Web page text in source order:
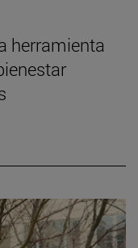
herramienta